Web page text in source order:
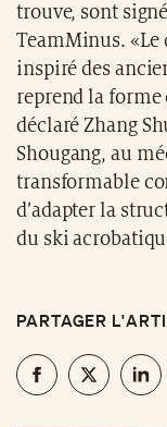
trouve, sont
TeamMinus. «Le
inspiré des
reprend la forme
déclaré Zhang
Shougang, au
transformable
d’adapter la
du ski
PARTAGER